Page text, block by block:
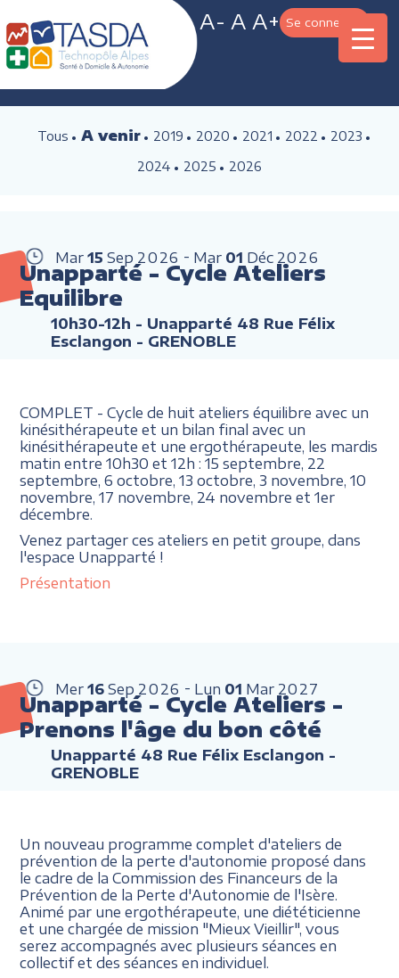
A- A A+ Se connecter
Tous A venir 2019 2020 2021 2022
2023
2024
2025 2026
Mar 15 Sep 2026 Mar 01 Déc 2026
Unapparté - Cycle Ateliers
Equilibre
10h30-12h - Unapparté 48 Rue Félix
Esclangon - GRENOBLE
COMPLET - Cycle de huit ateliers équilibre avec un
kinésithérapeute et un bilan final avec un
kinésithérapeute et une ergothérapeute, les mardis
matin entre 10h30 et 12h : 15 septembre, 22
septembre, 6 octobre, 13 octobre, 3 novembre, 10
novembre, 17 novembre, 24 novembre et 1er
décembre.
Venez partager ces ateliers en petit groupe, dans
l'espace Unapparté !
Présentation
Mer 16 Sep 2026 Lun 01 Mar 2027
Unapparté - Cycle Ateliers -
Prenons l'âge du bon côté
Unapparté 48 Rue Félix Esclangon -
GRENOBLE
Un nouveau programme complet d'ateliers de
prévention de la perte d'autonomie proposé dans
le cadre de la Commission des Financeurs de la
Prévention de la Perte d'Autonomie de l'Isère.
Animé par une ergothérapeute, une diététicienne
et une chargée de mission "Mieux Vieillir", vous
serez accompagnés avec plusieurs séances en
collectif et des séances en individuel.